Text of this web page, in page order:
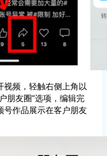
视频，轻触右侧上角以
朋友圈”选项，编辑完
号作品展示在客户朋友